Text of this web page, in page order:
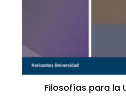
Filosofías para la